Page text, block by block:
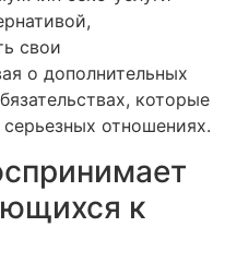
свои
о дополнительных
которые
отношениях.
к